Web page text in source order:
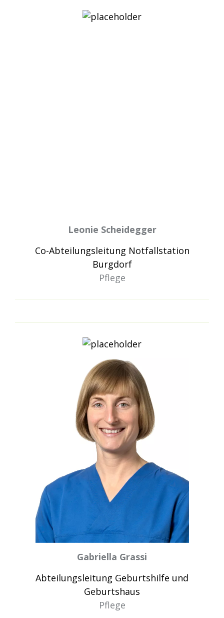
Leonie Scheidegger
Co-Abteilungsleitung Notfallstation
Burgdorf
Pflege
Gabriella Grassi
Abteilungsleitung Geburtshilfe und
Geburtshaus
Pflege